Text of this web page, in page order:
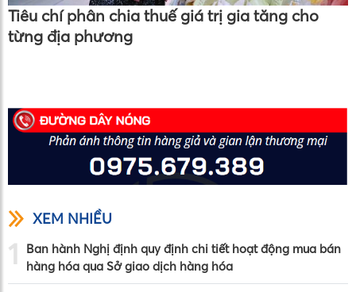
Tiêu chí phân chia thuế giá trị gia tăng cho
từng địa phương
XEM NHIỀU
1
Ban hành Nghị định quy định chi tiết hoạt động mua bán
hàng hóa qua Sở giao dịch hàng hóa